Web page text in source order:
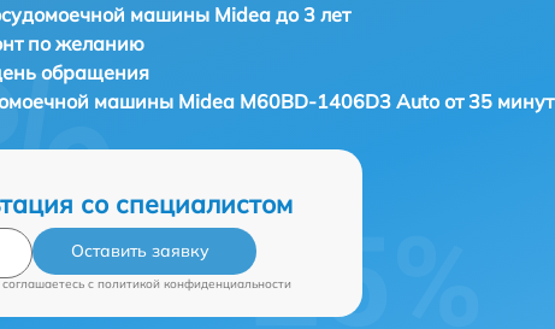
машины Midea до 3 лет
по желанию
обращения
машины Midea M60BD-1406D3 Auto от 35 минут
со специалистом
Оставить заявку
c политикой конфиденциальности